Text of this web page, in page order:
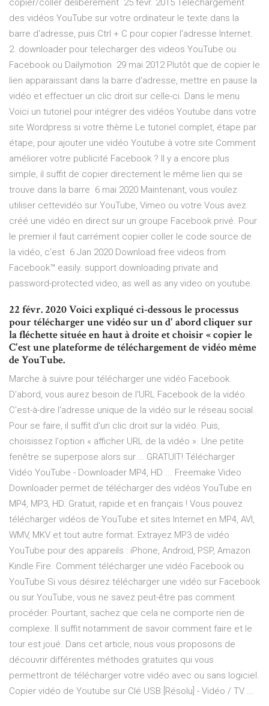
copier/coller délibérément 25 févr. 2015 Téléchargement
des vidéos YouTube sur votre ordinateur le texte dans la
barre d'adresse, puis Ctrl + C pour copier l'adresse Internet.
2. downloader pour telecharger des videos YouTube ou
Facebook ou Dailymotion 29 mai 2012 Plutôt que de copier le
lien apparaissant dans la barre d'adresse, mettre en pause la
vidéo et effectuer un clic droit sur celle-ci. Dans le menu
Voici un tutoriel pour intégrer des vidéos Youtube dans votre
site Wordpress si votre thème Le tutoriel complet, étape par
étape, pour ajouter une vidéo Youtube à votre site Comment
améliorer votre publicité Facebook ? Il y a encore plus
simple, il suffit de copier directement le même lien qui se
trouve dans la barre 6 mai 2020 Maintenant, vous voulez
utiliser cettevidéo sur YouTube, Vimeo ou votre Vous avez
créé une vidéo en direct sur un groupe Facebook privé. Pour
le premier il faut carrément copier coller le code source de
la vidéo, c'est 6 Jan 2020 Download free videos from
Facebook™ easily. support downloading private and
password-protected video, as well as any video on youtube.
22 févr. 2020 Voici expliqué ci-dessous le processus
pour télécharger une vidéo sur un d' abord cliquer sur
la fléchette située en haut à droite et choisir « copier le
C'est une plateforme de téléchargement de vidéo même
de YouTube.
Marche à suivre pour télécharger une vidéo Facebook.
D'abord, vous aurez besoin de l'URL Facebook de la vidéo.
C'est-à-dire l'adresse unique de la vidéo sur le réseau social.
Pour se faire, il suffit d'un clic droit sur la vidéo. Puis,
choisissez l'option « afficher URL de la vidéo ». Une petite
fenêtre se superpose alors sur … GRATUIT! Télécharger
Vidéo YouTube - Downloader MP4, HD ... Freemake Video
Downloader permet de télécharger des vidéos YouTube en
MP4, MP3, HD. Gratuit, rapide et en français ! Vous pouvez
télécharger vidéos de YouTube et sites Internet en MP4, AVI,
WMV, MKV et tout autre format. Extrayez MP3 de vidéo
YouTube pour des appareils : iPhone, Android, PSP, Amazon
Kindle Fire. Comment télécharger une vidéo Facebook ou
YouTube Si vous désirez télécharger une vidéo sur Facebook
ou sur YouTube, vous ne savez peut-être pas comment
procéder. Pourtant, sachez que cela ne comporte rien de
complexe. Il suffit notamment de savoir comment faire et le
tour est joué. Dans cet article, nous vous proposons de
découvrir différentes méthodes gratuites qui vous
permettront de télécharger votre vidéo avec ou sans logiciel.
Copier vidéo de Youtube sur Clé USB [Résolu] - Vidéo / TV ...